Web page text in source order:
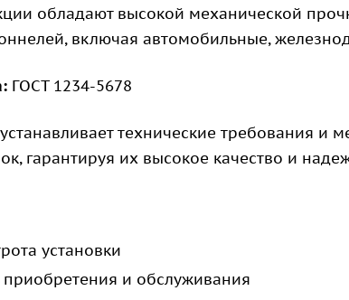
обладают высокой механической
включая автомобильные,
ГОСТ 1234-5678
технические требования
гарантируя их высокое качество и
установки
и обслуживания